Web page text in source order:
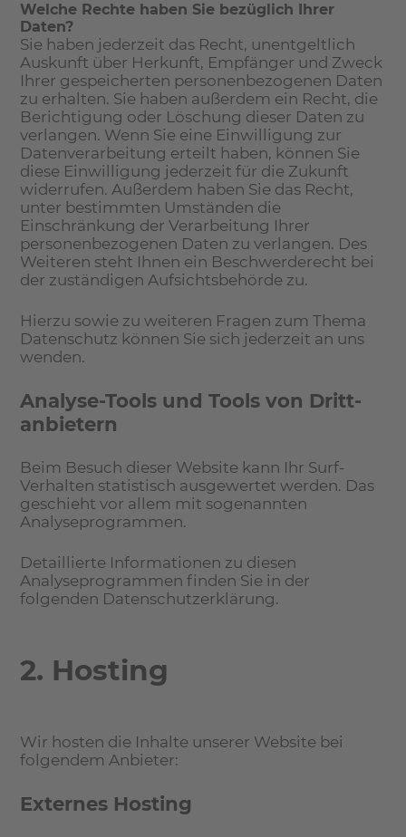
Welche Rechte haben Sie bezüglich Ihrer
Daten?
Sie haben jederzeit das Recht, unentgeltlich
Auskunft über Herkunft, Empfänger und Zweck
Ihrer gespeicherten personenbezogenen Daten
zu erhalten. Sie haben außerdem ein Recht, die
Berichtigung oder Löschung dieser Daten zu
verlangen. Wenn Sie eine Einwilligung zur
Datenverarbeitung erteilt haben, können Sie
diese Einwilligung jederzeit für die Zukunft
widerrufen. Außerdem haben Sie das Recht,
unter bestimmten Umständen die
Einschränkung der Verarbeitung Ihrer
personenbezogenen Daten zu verlangen. Des
Weiteren steht Ihnen ein Beschwerderecht bei
der zuständigen Aufsichtsbehörde zu.
Hierzu sowie zu weiteren Fragen zum Thema
Datenschutz können Sie sich jederzeit an uns
wenden.
Analyse-Tools und Tools von Dritt­
anbietern
Beim Besuch dieser Website kann Ihr Surf-
Verhalten statistisch ausgewertet werden. Das
geschieht vor allem mit sogenannten
Analyseprogrammen.
Detaillierte Informationen zu diesen
Analyseprogrammen finden Sie in der
folgenden Datenschutzerklärung.
2. Hosting
Wir hosten die Inhalte unserer Website bei
folgendem Anbieter:
Externes Hosting